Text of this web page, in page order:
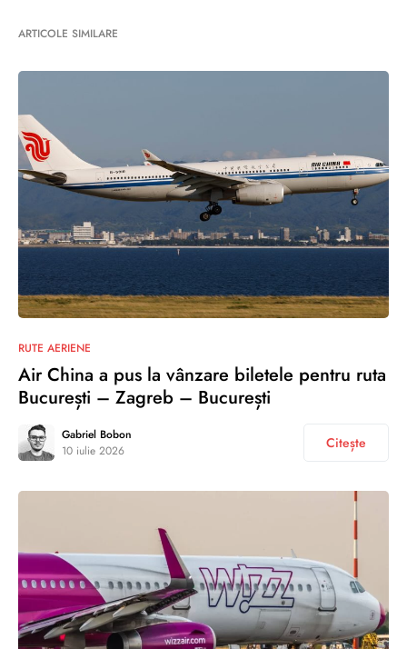
ARTICOLE SIMILARE
RUTE AERIENE
Air China a pus la vânzare biletele pentru ruta
București – Zagreb – București
Gabriel Bobon
10 iulie 2026
Citește